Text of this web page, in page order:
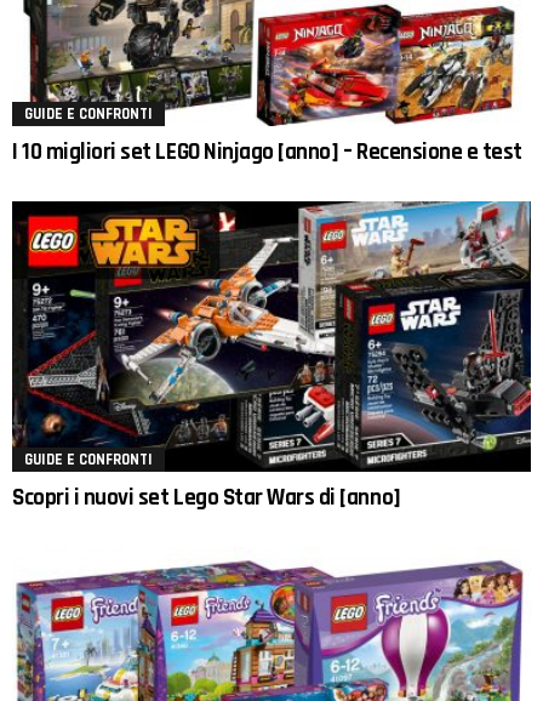
GUIDE E CONFRONTI
I 10 migliori set LEGO Ninjago [anno] – Recensione e test
GUIDE E CONFRONTI
Scopri i nuovi set Lego Star Wars di [anno]